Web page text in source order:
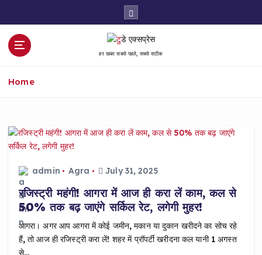
हर खबर सबसे पहले, सबसे सटीक
Home
admin Agra July 31, 2025
रजिस्ट्री महंगी! आगरा में आज ही करा लें काम, कल से
50% तक बढ़ जाएंगे सर्किल रेट, लगेगी मुहर!
आगरा। अगर आप आगरा में कोई जमीन, मकान या दुकान खरीदने का सोच रहे
हैं, तो आज ही रजिस्ट्री करा लें! शहर में प्रॉपर्टी खरीदना कल यानी 1 अगस्त
से…